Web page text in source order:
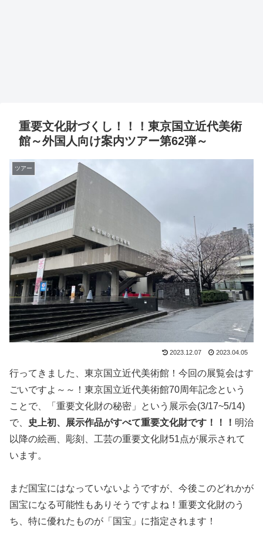
重要文化財づくし！！！東京国立近代美術
館～外国人向け案内ツアー第62弾～
ツアー
2023.12.07 2023.04.05
行ってきました、東京国立近代美術館！今回の展覧会はす
ごいですよ～～！東京国立近代美術館70周年記念という
ことで、「重要文化財の秘密」という展示会(3/17~5/14)
で、
史上初、展示作品がすべて重要文化財です！！！ 明治
以降の絵画、彫刻、工芸の重要文化財51点が展示されて
います。
まだ国宝にはなっていないようですが、今後このどれかが
国宝になる可能性もありそうですよね！重要文化財のう
ち、特に優れたものが「国宝」に指定されます！